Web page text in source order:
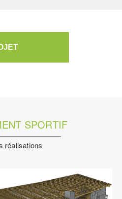
SPORTIF
réalisations